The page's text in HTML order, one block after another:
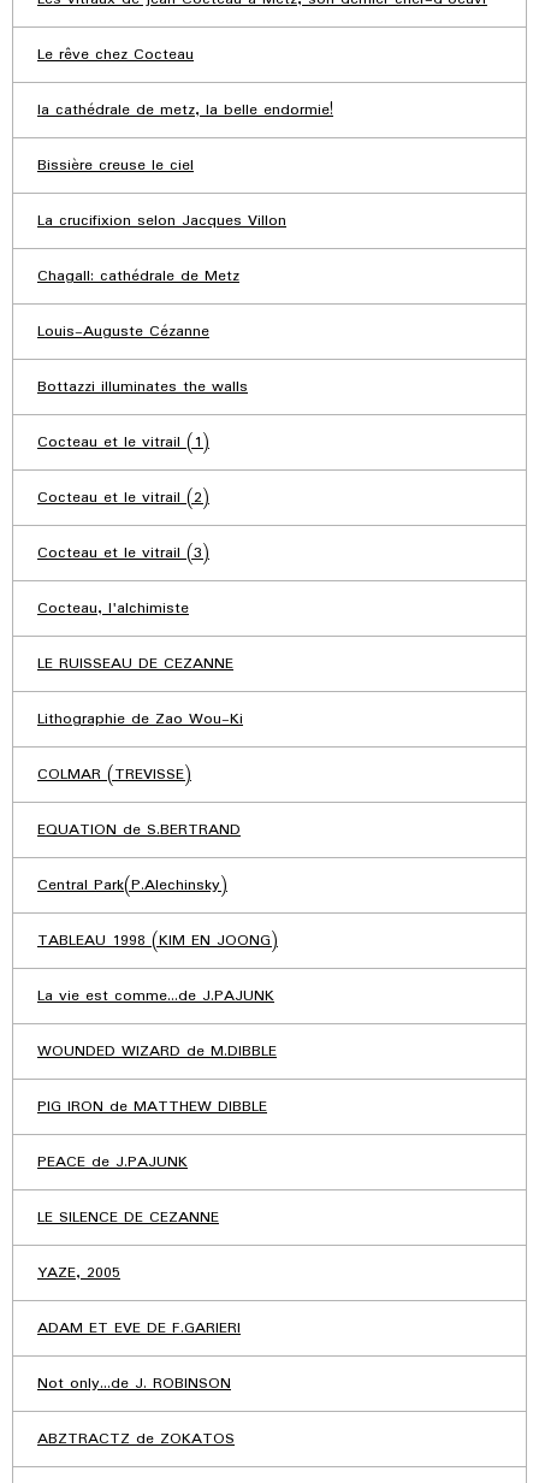
Le rêve chez Cocteau
la cathédrale de metz, la belle endormie!
Bissière creuse le ciel
La crucifixion selon Jacques Villon
Chagall: cathédrale de Metz
Louis-Auguste Cézanne
Bottazzi illuminates the walls
Cocteau et le vitrail (1)
Cocteau et le vitrail (2)
Cocteau et le vitrail (3)
Cocteau, l'alchimiste
LE RUISSEAU DE CEZANNE
Lithographie de Zao Wou-Ki
COLMAR (TREVISSE)
EQUATION de S.BERTRAND
Central Park(P.Alechinsky)
TABLEAU 1998 (KIM EN JOONG)
La vie est comme...de J.PAJUNK
WOUNDED WIZARD de M.DIBBLE
PIG IRON de MATTHEW DIBBLE
PEACE de J.PAJUNK
LE SILENCE DE CEZANNE
YAZE, 2005
ADAM ET EVE DE F.GARIERI
Not only...de J. ROBINSON
ABZTRACTZ de ZOKATOS